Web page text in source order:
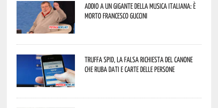
Addio a un gigante della musica italiana: è
morto Francesco Guccini
Truffa Spid, la falsa richiesta del canone
che ruba dati e carte delle persone